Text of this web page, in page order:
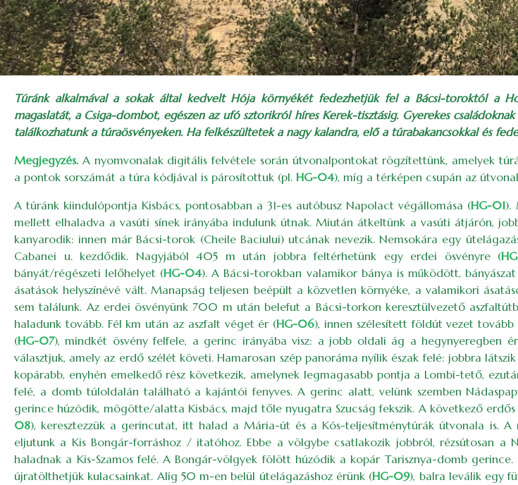
Túránk alkalmával a sokak által kedvelt Hója környékét fedezhetjük fel a Bácsi-toroktól a
magaslatát, a Csiga-dombot, egészen az ufó sztorikról híres Kerek-tisztásig. Gyerekes
találkozhatunk a túraösvényeken. Ha felkészültetek a nagy kalandra, elő a túrabakancsokkal és
Megjegyzés. A nyomvonalak digitális felvétele során útvonalpontokat rögzítettünk, amelyek
a pontok sorszámát a túra kódjával is párosítottuk (pl. HG-04), míg a térképen csupán az
A túránk kiindulópontja Kisbács, pontosabban a 31-es autóbusz Napolact végállomása (HG-01).
mellett elhaladva a vasúti sínek irányába indulunk útnak. Miután átkeltünk a vasúti átjárón,
kanyarodik: innen már Bácsi-torok (Cheile Baciului) utcának nevezik. Nemsokára egy
Cabanei u. kezdődik. Nagyjából 405 m után jobbra feltérhetünk egy erdei ösvényre (
bányát/régészeti lelőhelyet (HG-04). A Bácsi-torokban valamikor bánya is működött,
ásatások helyszínévé vált. Manapság teljesen beépült a közvetlen környéke, a valamikori
sem találunk. Az erdei ösvényünk 700 m után belefut a Bácsi-torkon keresztülvezető
haladunk tovább. Fél km után az aszfalt véget ér (HG-06), innen szélesített földút vezet
(HG-07), mindkét ösvény felfele, a gerinc irányába visz: a jobb oldali ág a
választjuk, amely az erdő szélét követi. Hamarosan szép panoráma nyílik észak felé: jobbra
kopárabb, enyhén emelkedő rész következik, amelynek legmagasabb pontja a Lombi-tető,
felé, a domb túloldalán található a kajántói fenyves. A gerinc alatt, velünk szemben
gerince húzódik, mögötte/alatta Kisbács, majd tőle nyugatra Szucság fekszik. A következő
08), keresztezzük a gerincutat, itt halad a Mária-út és a Kós-teljesítménytúrák útvonala is.
eljutunk a Kis Bongár-forráshoz / itatóhoz. Ebbe a völgybe csatlakozik jobbról, rézsútosan
haladnak a Kis-Szamos felé. A Bongár-völgyek fölött húzódik a kopár Tarisznya-domb
újratölthetjük kulacsainkat. Alig 50 m-en belül útelágazáshoz érünk (HG-09), balra leválik egy